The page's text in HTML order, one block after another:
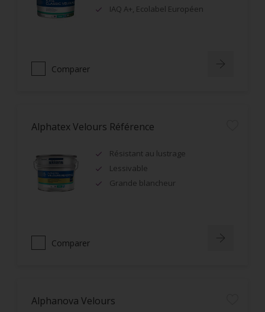
IAQ A+, Ecolabel Européen
Comparer
Alphatex Velours Référence
Résistant au lustrage
Lessivable
Grande blancheur
Comparer
Alphanova Velours